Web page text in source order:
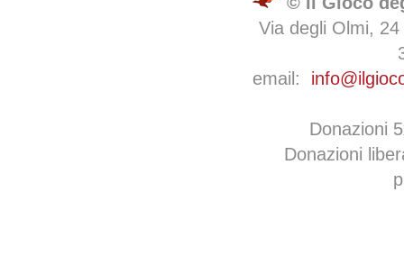
Via degli Olmi,
email:
Donazioni
Donazioni